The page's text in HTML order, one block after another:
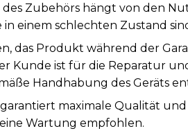
des Zubehörs hängt von den
in einem schlechten Zustand
das Produkt während der
Kunde ist für die Reparatur
Handhabung des Geräts
maximale Qualität
Wartung empfohlen.